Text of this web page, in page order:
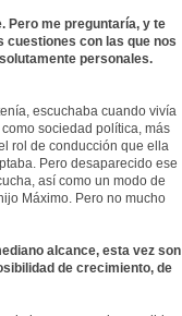
Pero me preguntaría, y te
cuestiones con las que nos
personales.
escuchaba cuando vivía
sociedad política, más
rol de conducción que ella
Pero desaparecido ese
así como un modo de
Máximo. Pero no mucho
alcance, esta vez son
de crecimiento, de